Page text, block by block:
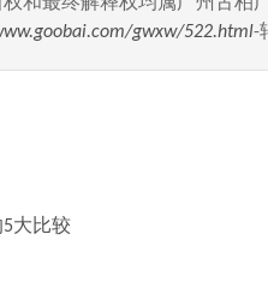
gwxw/522.html-
5大比较